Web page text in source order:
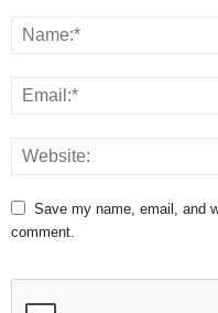
Save my name, email, and
comment.